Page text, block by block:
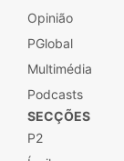
Opinião
PGlobal
Multimédia
Podcasts
SECÇÕES
P2